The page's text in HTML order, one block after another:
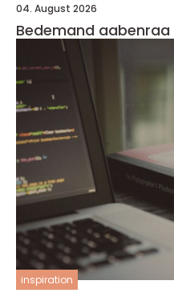
04. August 2026
inspiration